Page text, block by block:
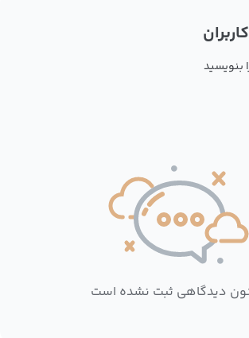
بنویسید
دیدگاهی ثبت نشده است